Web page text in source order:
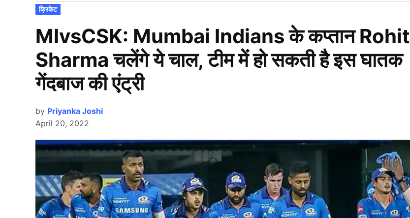
Open
POSTED
IN
क्रिकेट
MIvsCSK: Mumbai Indians के कप्तान Rohit
Sharma चलेंगे ये चाल, टीम में हो सकती है इस घातक
गेंदबाज की एंट्री
by Priyanka Joshi
April 20, 2022